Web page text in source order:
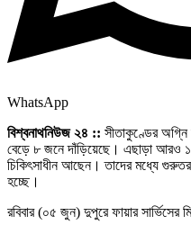
WhatsApp
বিশ্বনাথনিউজ ২৪ :: সীতাকুণ্ডের অগ্নি
বেড়ে ৮ জনে দাঁড়িয়েছে। এছাড়া আরও
চিকিৎসাধীন আছেন। তাদের মধ্যে
হচ্ছে।
রবিবার (০৫ জুন) দুপুরে ফায়ার